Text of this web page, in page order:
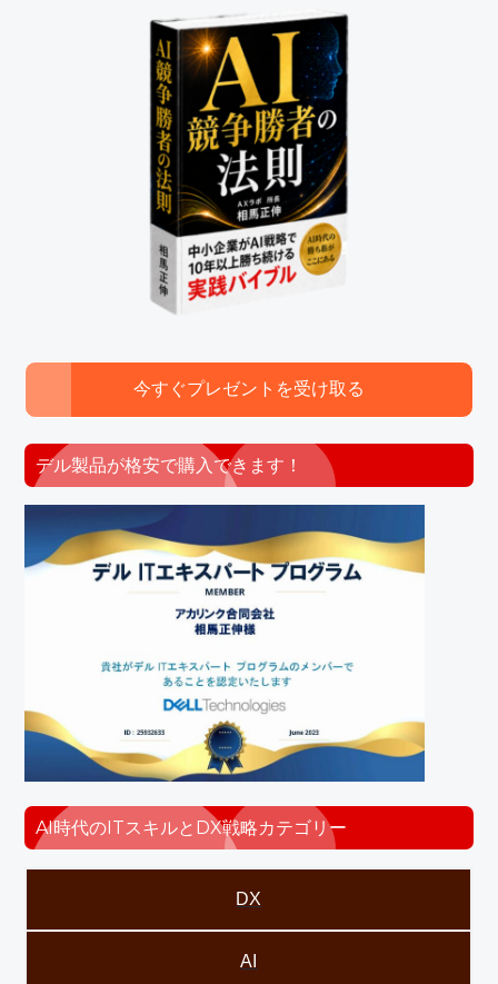
今すぐプレゼントを受け取る
デル製品が格安で購入できます！
AI時代のITスキルとDX戦略カテゴリー
DX
AI